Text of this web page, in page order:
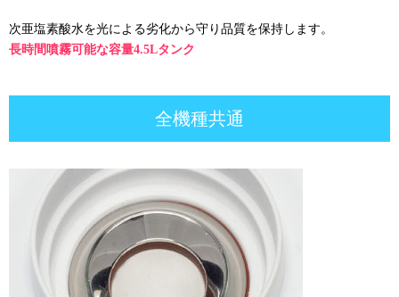
次亜塩素酸水を光による劣化から守り品質を保持します。
長時間噴霧可能な容量4.5Lタンク
全機種共通